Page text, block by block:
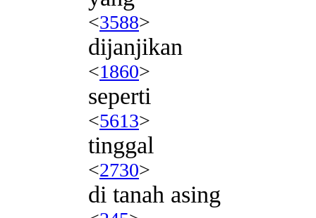
<3588>
dijanjikan
<1860>
seperti
<5613>
tinggal
<2730>
di tanah asing